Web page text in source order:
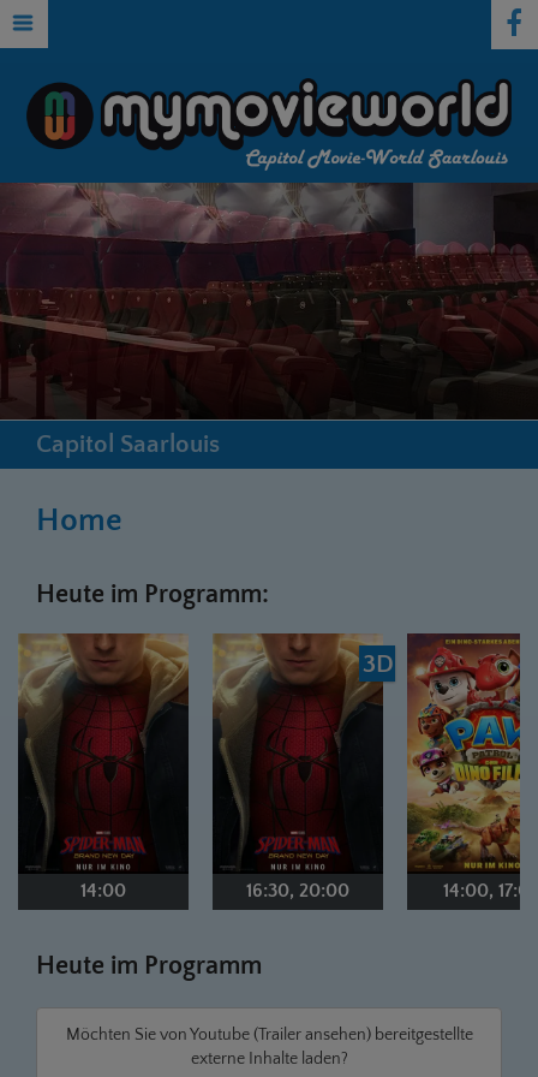
Capitol Saarlouis
Home
Heute im Programm:
14:00
3D
16:30, 20:00 14:00,
Heute im Programm
Möchten Sie vonYoutube (Trailer ansehen)bereitgestellte
externe Inhalte laden?